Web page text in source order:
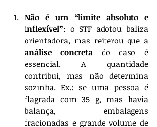
Não é um “limite absoluto e
inflexível”: o STF adotou baliza
análise concreta do caso é
essencial. A quantidade
contribui, mas não determina
sozinha. Ex.: se uma pessoa é
flagrada com 35 g, mas havia
balança, embalagens
fracionadas e grande volume de